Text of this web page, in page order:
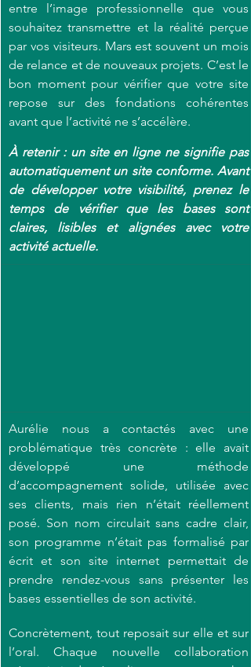
entre l’image professionnelle que vous
souhaitez transmettre et la réalité perçue
par vos visiteurs. Mars est souvent un mois
de relance et de nouveaux projets. C’est le
bon moment pour vérifier que votre site
repose sur des fondations cohérentes
avant que l’activité ne s’accélère.
À retenir : un site en ligne ne signifie pas
automatiquement un site conforme. Avant
de développer votre visibilité, prenez le
temps de vérifier que les bases sont
claires, lisibles et alignées avec votre
activité actuelle.
Aurélie nous a contactés avec une
problématique très concrète : elle avait
développé une méthode
d’accompagnement solide, utilisée avec
ses clients, mais rien n’était réellement
posé. Son nom circulait sans cadre clair,
son programme n’était pas formalisé par
écrit et son site internet permettait de
prendre rendez-vous sans présenter les
bases essentielles de son activité.
Concrètement, tout reposait sur elle et sur
l’oral. Chaque nouvelle collaboration